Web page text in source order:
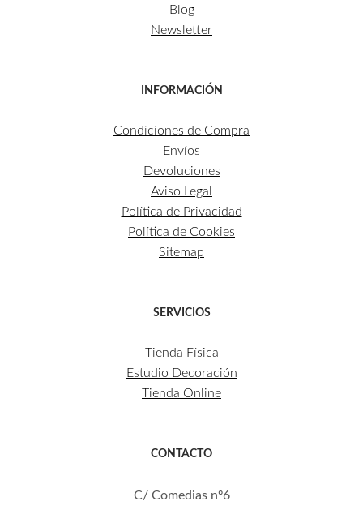
Blog
Newsletter
INFORMACIÓN
Condiciones de Compra
Envíos
Devoluciones
Aviso Legal
Política de Privacidad
Política de Cookies
Sitemap
SERVICIOS
Tienda Física
Estudio Decoración
Tienda Online
CONTACTO
C/ Comedias nº6